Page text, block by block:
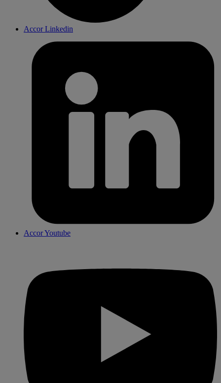
Accor Linkedin
Accor Youtube